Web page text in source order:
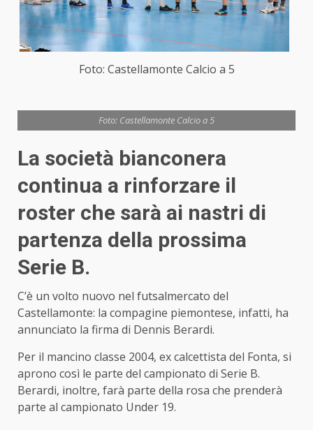
Foto: Castellamonte Calcio a 5
Foto: Castellamonte Calcio a 5
La società bianconera
continua a rinforzare il
roster che sarà ai nastri di
partenza della prossima
Serie B.
C’è un volto nuovo nel futsalmercato del
Castellamonte: la compagine piemontese, infatti, ha
annunciato la firma di Dennis Berardi.
Per il mancino classe 2004, ex calcettista del Fonta, si
aprono così le parte del campionato di Serie B.
Berardi, inoltre, farà parte della rosa che prenderà
parte al campionato Under 19.